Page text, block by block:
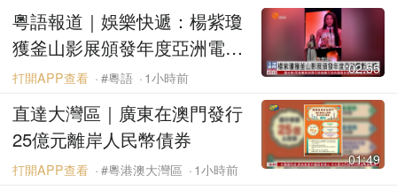
粵語報道｜娛樂快遞：楊紫瓊
獲釜山影展頒發年度亞洲電影
人獎
02:55
打開APP查看 #粵語 1小時前
直達大灣區｜廣東在澳門發行
25億元離岸人民幣債券
01:49
打開APP查看 #粵港澳大灣區 1小時前